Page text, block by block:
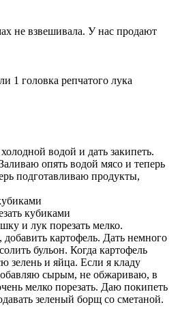
не взвешивала. У нас продают
1 головка репчатого лука
водой и дать закипеть.
опять водой мясо и теперь
подготавливаю продукты,
кубиками
и лук порезать мелко.
добавить картофель. Дать немного
бульон. Когда картофель
зелень и яйца. Если я кладу
сырым, не обжариваю, в
мелко порезать. Даю покипеть
зеленый борщ со сметаной.